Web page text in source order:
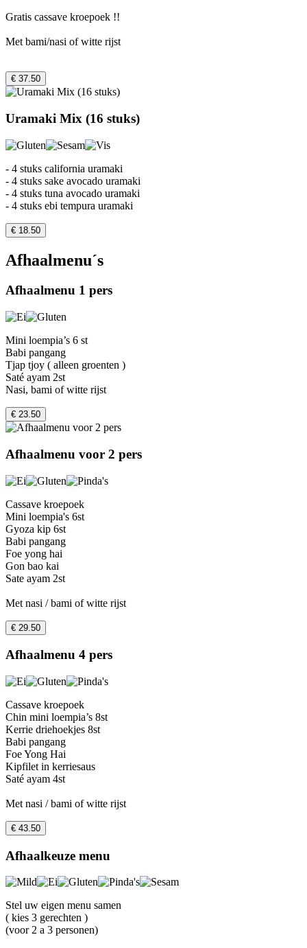
Gratis cassave kroepoek !!
Met bami/nasi of witte rijst
€ 37.50
Uramaki Mix (16 stuks)
- 4 stuks california uramaki
- 4 stuks sake avocado uramaki
- 4 stuks tuna avocado uramaki
- 4 stuks ebi tempura uramaki
€ 18.50
Afhaalmenu´s
Afhaalmenu 1 pers
Mini loempia’s 6 st
Babi pangang
Tjap tjoy ( alleen groenten )
Saté ayam 2st
Nasi, bami of witte rijst
€ 23.50
Afhaalmenu voor 2 pers
Cassave kroepoek
Mini loempia's 6st
Gyoza kip 6st
Babi pangang
Foe yong hai
Gon bao kai
Sate ayam 2st
Met nasi / bami of witte rijst
€ 29.50
Afhaalmenu 4 pers
Cassave kroepoek
Chin mini loempia’s 8st
Kerrie driehoekjes 8st
Babi pangang
Foe Yong Hai
Kipfilet in kerriesaus
Saté ayam 4st
Met nasi / bami of witte rijst
€ 43.50
Afhaalkeuze menu
Stel uw eigen menu samen
( kies 3 gerechten )
(voor 2 a 3 personen)